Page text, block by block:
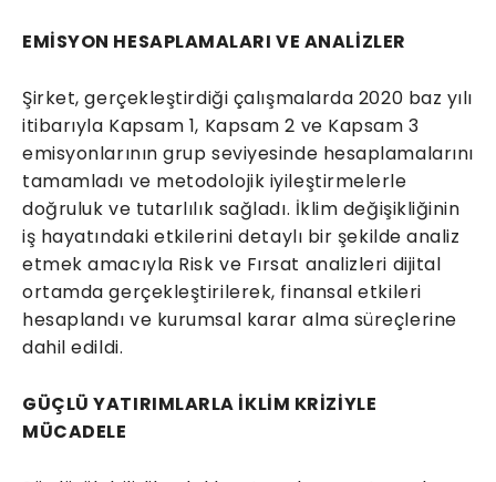
EMİSYON HESAPLAMALARI VE ANALİZLER
Şirket, gerçekleştirdiği çalışmalarda 2020 baz yılı
itibarıyla Kapsam 1, Kapsam 2 ve Kapsam 3
emisyonlarının grup seviyesinde hesaplamalarını
tamamladı ve metodolojik iyileştirmelerle
doğruluk ve tutarlılık sağladı. İklim değişikliğinin
iş hayatındaki etkilerini detaylı bir şekilde analiz
etmek amacıyla Risk ve Fırsat analizleri dijital
ortamda gerçekleştirilerek, finansal etkileri
hesaplandı ve kurumsal karar alma süreçlerine
dahil edildi.
GÜÇLÜ YATIRIMLARLA İKLİM KRİZİYLE
MÜCADELE